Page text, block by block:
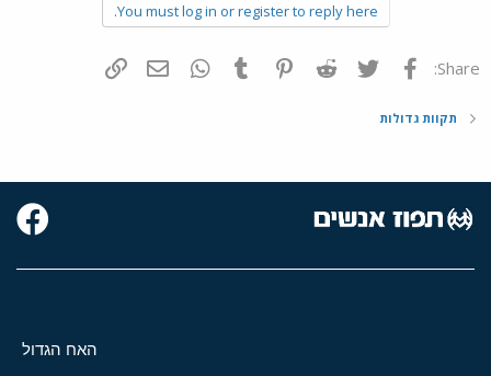
You must log in or register to reply here.
Share: פייסבוק Twitter
Reddit
Pinterest
Tumblr
WhatsAppדואר אלקטרוני
תקוות גדולות
האח הגדול